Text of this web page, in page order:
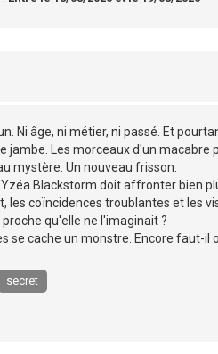
Ni âge, ni métier, ni passé. Et
jambe. Les morceaux d'un macabre
mystère. Un nouveau frisson.
Blackstorm doit affronter bien
les coïncidences troublantes et les
qu'elle ne l'imaginait ?
se cache un monstre. Encore faut-il
secret